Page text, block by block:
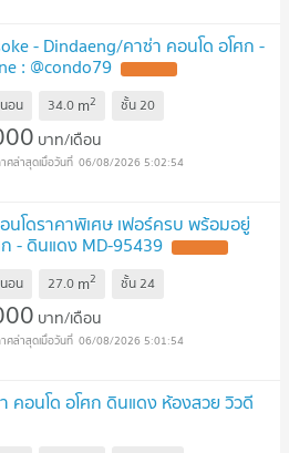
- Dindaeng/คาซ่า คอนโด อโศก -
: @condo79
อน 34.0 m2 ชั้น20
บาท/เดือน
06/08/2026 5:02:54
โดราคาพิเศษ เฟอร์ครบ พร้อมอยู่
- ดินแดง MD-95439
อน 27.0 m2 ชั้น24
บาท/เดือน
06/08/2026 5:01:54
คอนโด อโศก ดินแดง ห้องสวย วิวดี